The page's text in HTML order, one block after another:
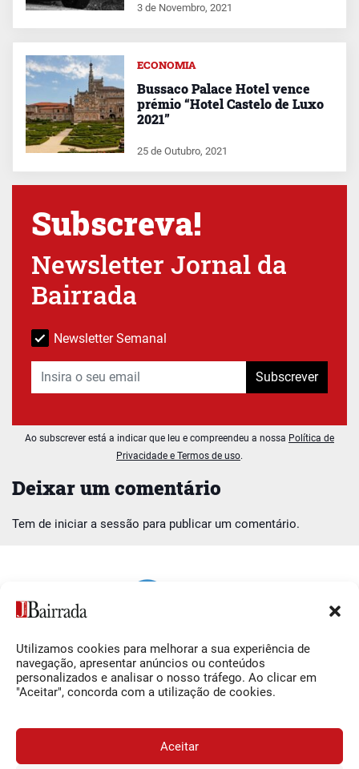
Utilizamos cookies para melhorar a sua experiência de
navegação, apresentar anúncios ou conteúdos
personalizados e analisar o nosso tráfego. Ao clicar em
"Aceitar", concorda com a utilização de cookies.
Aceitar
Deixar um comentário
Tem de iniciar a sessão para publicar um comentário.
3 de Novembro, 2021
ECONOMIA
Bussaco Palace Hotel vence
prémio “Hotel Castelo de Luxo
2021”
25 de Outubro, 2021
Subscreva!
Newsletter Jornal da
Bairrada
Newsletter Semanal
Subscrever
Ao subscrever está a indicar que leu e compreendeu a nossa Política de
Privacidade e Termos de uso.
Siga-nos
Facebook
O Jornal da Bairrada
Contactos
Termos e Condições